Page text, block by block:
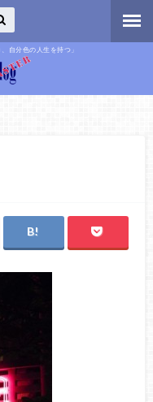
自分色の人生を持つ」